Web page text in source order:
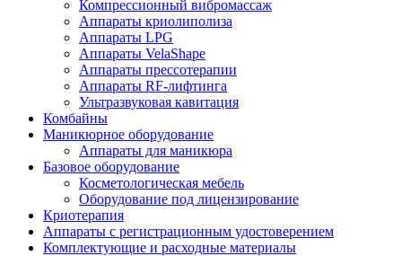
Компрессионный вибромассаж
Аппараты криолиполиза
Аппараты LPG
Аппараты VelaShape
Аппараты прессотерапии
Аппараты RF-лифтинга
Ультразвуковая кавитация
Комбайны
Маникюрное оборудование
Аппараты для маникюра
Базовое оборудование
Косметологическая мебель
Оборудование под лицензирование
Криотерапия
Аппараты c регистрационным удостоверением
Комплектующие и расходные материалы